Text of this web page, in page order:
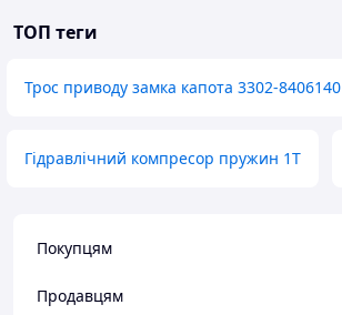
ТОП теги
Трос приводу замка капота 3302-8406140
Гідравлічний компресор пружин 1T
Покупцям
Продавцям